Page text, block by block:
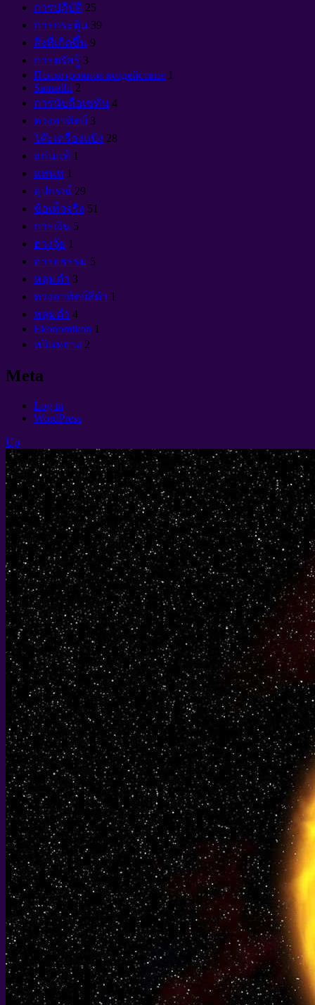
การปฏิบัติ 25
การกระตุ้น 39
สิ่งที่เกิดขึ้น 9
การตรัสรู้ 3
Психотронное воздействие 1
Samadhi 2
การนับถือเซทัน 4
ดวงอาทิตย์ 3
โต๊ะเครื่องแป้ง 28
แก่นแท้ 1
แทนท 1
อุปกรณ์ 29
ข้อเท็จจริง 51
การเงิน 5
ฮวงจุ้ย 1
อารยธรรม 5
หลุมดำ 3
ดวงอาทิตย์สีดำ 1
หลุมดำ 4
Ekonomikon 1
หยินหยาง 2
Meta
Log in
WordPress
Up